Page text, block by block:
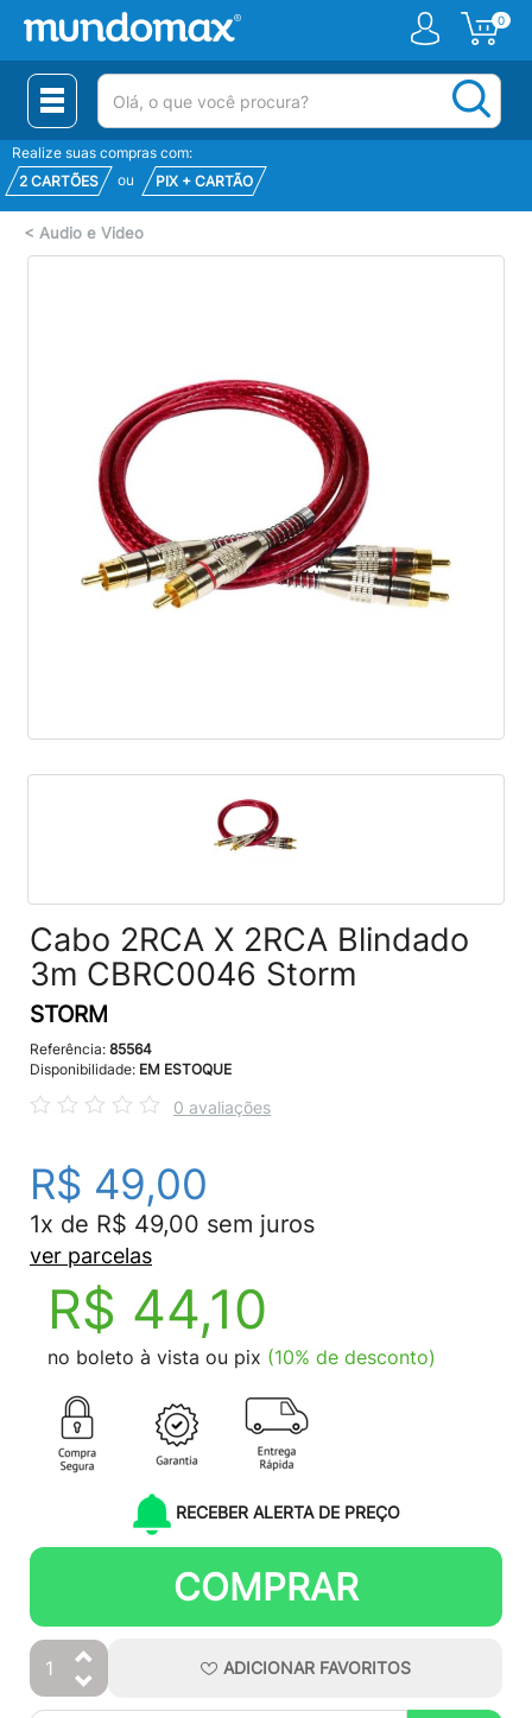
0
(pesquisar)
Realize suas compras com:
2 CARTÕES
ou PIX + CARTÃO
< Audio e Video
Cabo 2RCA X 2RCA Blindado
3m CBRC0046 Storm
STORM
Referência: 85564
Disponibilidade: EM ESTOQUE
0 avaliações
R$ 49,00
1x de R$ 49,00 sem juros
ver parcelas
R$ 44,10
no boleto à vista ou pix (10% de desconto)
RECEBER ALERTA DE PREÇO
COMPRAR
ADICIONAR FAVORITOS